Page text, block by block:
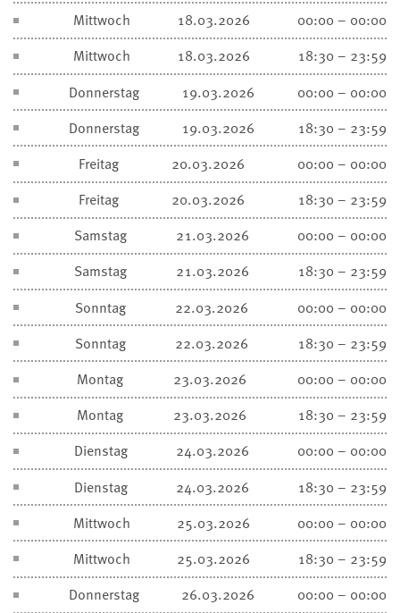
Mittwoch 18.03.2026
00:00 – 00:00
Mittwoch
18.03.2026
18:30 – 23:59
Donnerstag
19.03.2026
00:00 – 00:00
Donnerstag
19.03.2026
18:30 – 23:59
Freitag
20.03.2026
00:00 – 00:00
Freitag
20.03.2026
18:30 – 23:59
Samstag
21.03.2026
00:00 – 00:00
Samstag
21.03.2026
18:30 – 23:59
Sonntag
22.03.2026
00:00 – 00:00
Sonntag
22.03.2026
18:30 – 23:59
Montag
23.03.2026
00:00 – 00:00
Montag
23.03.2026
18:30 – 23:59
Dienstag
24.03.2026
00:00 – 00:00
Dienstag
24.03.2026
18:30 – 23:59
Mittwoch
25.03.2026
00:00 – 00:00
Mittwoch
25.03.2026
18:30 – 23:59
Donnerstag
26.03.2026
00:00 – 00:00